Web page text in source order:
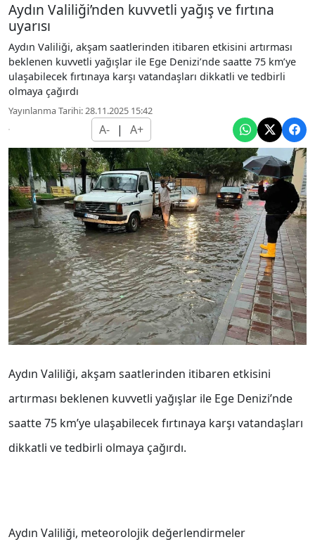
Aydın Valiliği’nden kuvvetli yağış ve fırtına
uyarısı
Aydın Valiliği, akşam saatlerinden itibaren etkisini artırması
beklenen kuvvetli yağışlar ile Ege Denizi’nde saatte 75 km’ye
ulaşabilecek fırtınaya karşı vatandaşları dikkatli ve tedbirli
olmaya çağırdı
Yayınlanma Tarihi: 28.11.2025 15:42
A- | A+
Aydın Valiliği, akşam saatlerinden itibaren etkisini
artırması beklenen kuvvetli yağışlar ile Ege Denizi’nde
saatte 75 km’ye ulaşabilecek fırtınaya karşı vatandaşları
dikkatli ve tedbirli olmaya çağırdı.
Aydın Valiliği, meteorolojik değerlendirmeler